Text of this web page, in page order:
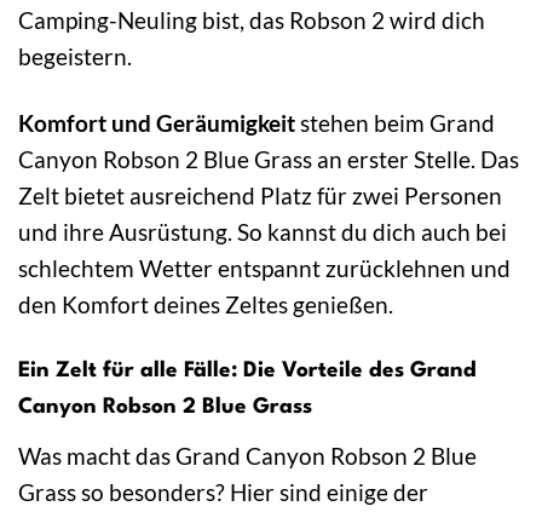
Camping-Neuling bist, das Robson 2 wird dich
begeistern.
Komfort und Geräumigkeitstehen beim Grand
Canyon Robson 2 Blue Grass an erster Stelle. Das
Zelt bietet ausreichend Platz für zwei Personen
und ihre Ausrüstung. So kannst du dich auch bei
schlechtem Wetter entspannt zurücklehnen und
den Komfort deines Zeltes genießen.
Ein Zelt für alle Fälle: Die Vorteile des Grand
Canyon Robson 2 Blue Grass
Was macht das Grand Canyon Robson 2 Blue
Grass so besonders? Hier sind einige der